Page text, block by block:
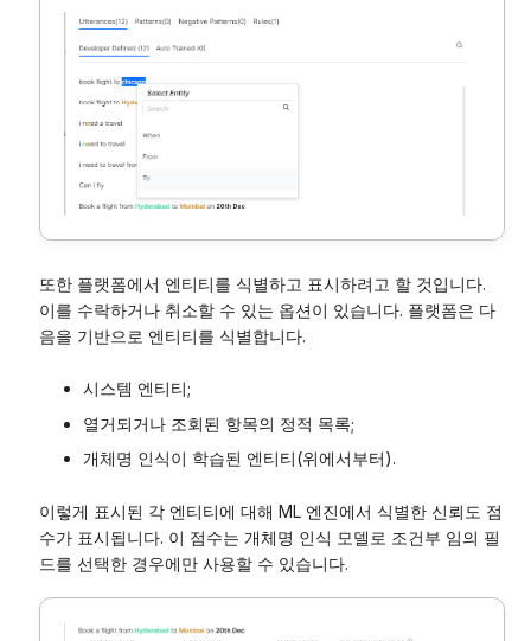
또한 플랫폼에서 엔티티를 식별하고 표시하려고 할 것입니다.
이를 수락하거나 취소할 수 있는 옵션이 있습니다. 플랫폼은 다
음을 기반으로 엔티티를 식별합니다.
시스템 엔티티;
열거되거나 조회된 항목의 정적 목록;
개체명 인식이 학습된 엔티티(위에서부터).
이렇게 표시된 각 엔티티에 대해 ML 엔진에서 식별한 신뢰도 점
수가 표시됩니다. 이 점수는 개체명 인식 모델로 조건부 임의 필
드를 선택한 경우에만 사용할 수 있습니다.